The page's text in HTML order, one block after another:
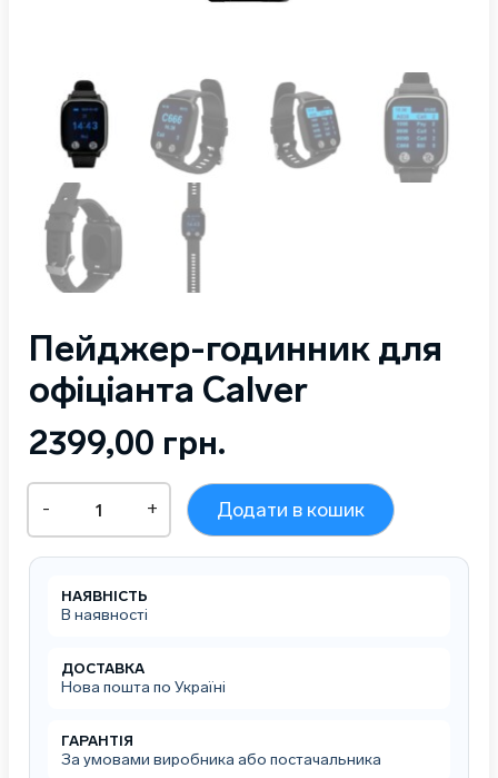
Пейджер-годинник для
офіціанта Calver
2399,00 грн.
Пейджер-
годинник
для
офіціанта
кількість
- + Додати в кошик
НАЯВНІСТЬ
В наявності
ДОСТАВКА
Нова пошта по Україні
ГАРАНТІЯ
За умовами виробника або постачальника